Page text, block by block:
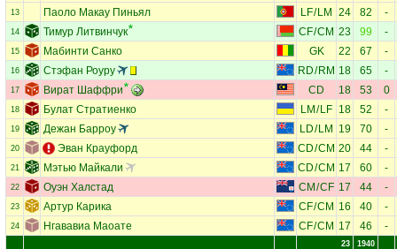
13 Паоло Макау Пиньял LF/ LM 24 82 -
14 Тимур Литвинчук CF/CM 23 99 -
15 Мабинти Санко GK 22 67 -
16 Стэфан Роуру RD/ RM 18 65 -
17 Вират Шаффри CD 18 53 0
18 Булат Стратиенко LM / LF 18 52 -
19 Дежан Барроу LD/ LM 19 70 -
20 Эван Крауфорд CD/CM 20 44 -
21 Мэтью Майкали CD/CM 17 60 -
22 Оуэн Халстад CM /CF 17 44 -
23 Артур Карика CF/CM 16 40 -
24 Нгававиа Маоате CF/CM 17 46 -
23 1940